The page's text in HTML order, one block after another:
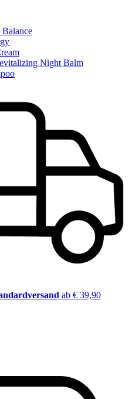
Night Balm
ab € 39,90